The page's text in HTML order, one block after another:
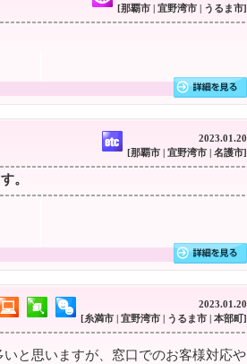
[那覇市 | 宜野湾市 | うるま市]
2023.01.20
[那覇市 | 宜野湾市 | 名護市]
。
2023.01.20
[糸満市 | 宜野湾市 | うるま市 | 本部町]
と思いますが、窓口でのお客様対応や